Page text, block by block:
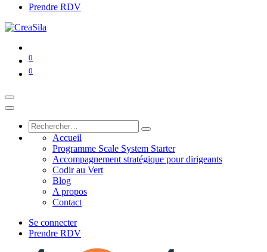
Prendre RDV
0
0
Accueil
Programme Scale System Starter
Accompagnement stratégique pour dirigeants
Codir au Vert
Blog
A propos
Contact
Se connecter
Prendre RDV